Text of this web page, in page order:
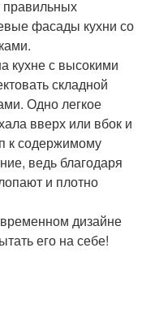
фасады кухни со
кухне с высокими
складной
Одно легкое
вверх или вбок и
к содержимому
ведь благодаря
и плотно
дизайне
его на себе!